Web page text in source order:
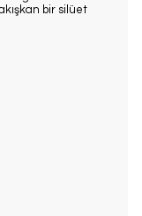
bir silüet